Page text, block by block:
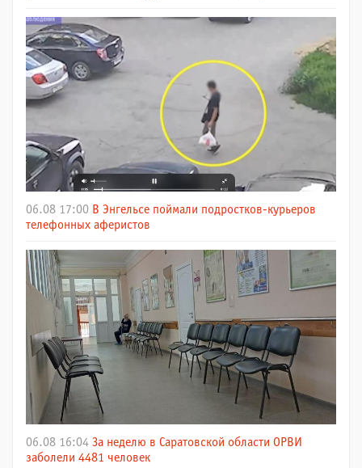
06.08 17:00 В Энгельсе поймали подростков-курьеров
телефонных аферистов
06.08 16:04 За неделю в Саратовской области ОРВИ
заболели 4481 человек